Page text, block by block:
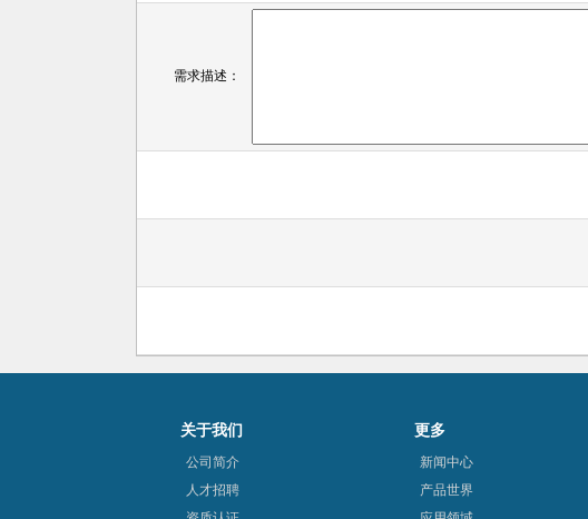
需求描述：
关于我们
公司简介
人才招聘
更多
新闻中心
产品世界